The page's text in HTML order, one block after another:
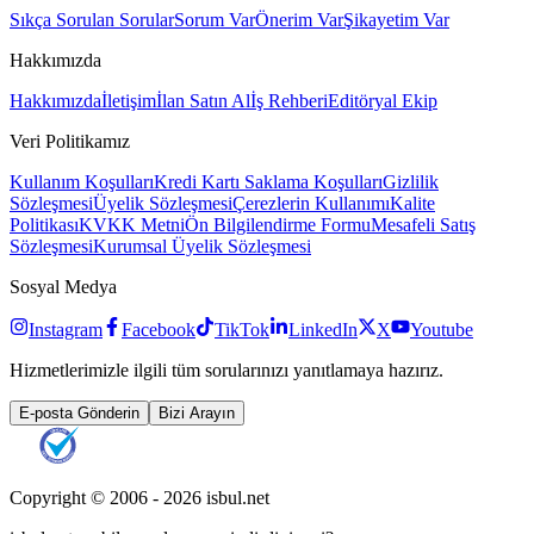
Sıkça Sorulan SorularSorum VarÖnerim VarŞikayetim Var
Hakkımızda
Hakkımızdaİletişimİlan Satın Alİş RehberiEditöryal Ekip
Veri Politikamız
Kullanım KoşullarıKredi Kartı Saklama KoşullarıGizlilik
SözleşmesiÜyelik SözleşmesiÇerezlerin KullanımıKalite
PolitikasıKVKK MetniÖn Bilgilendirme FormuMesafeli Satış
SözleşmesiKurumsal Üyelik Sözleşmesi
Sosyal Medya
Instagram Facebook TikTok LinkedIn X
Youtube
Hizmetlerimizle ilgili tüm sorularınızı yanıtlamaya hazırız.
E-posta Gönderin Bizi Arayın
Copyright © 2006 - 2026 isbul.net